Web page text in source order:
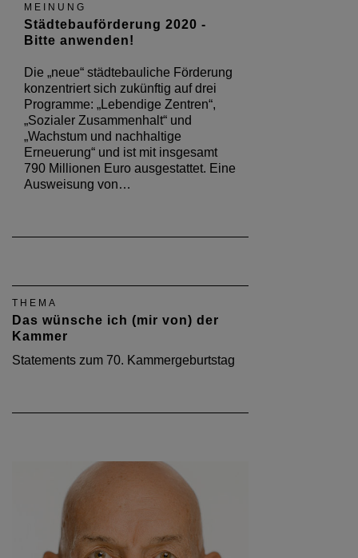
MEINUNG
Städtebauförderung 2020 -
Bitte anwenden!
Die „neue“ städtebauliche Förderung
konzentriert sich zukünftig auf drei
Programme: „Lebendige Zentren“,
„Sozialer Zusammenhalt“ und
„Wachstum und nachhaltige
Erneuerung“ und ist mit insgesamt
790 Millionen Euro ausgestattet. Eine
Ausweisung von…
THEMA
Das wünsche ich (mir von) der
Kammer
Statements zum 70. Kammergeburtstag